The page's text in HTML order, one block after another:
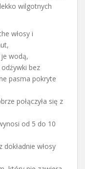
wilgotnych
włosy i
wodą,
bez
pasma pokryte
połączyła się z
od 5 do 10
dokładnie włosy